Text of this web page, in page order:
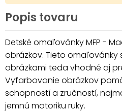
Popis tovaru
Detské omaľovánky MFP -
obrázkov. Tieto omaľovánky
obrázkami teda vhodné aj
Vyfarbovanie obrázkov
schopností a zručností,
jemnú motoriku ruky.